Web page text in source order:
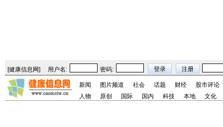
[健康信息网] 用户名: 密码:
新闻 图片频道 社会 话题 财经
股市评论
人物
原创 国际 国内 科技 本地 文化